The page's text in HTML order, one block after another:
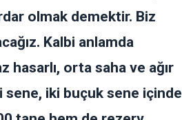
olmak demektir. Biz
Kalbi anlamda
hasarlı, orta saha ve ağır
sene, iki buçuk sene içinde